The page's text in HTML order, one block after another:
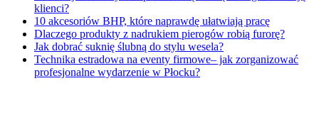
klienci?
10 akcesoriów BHP, które naprawdę ułatwiają pracę
Dlaczego produkty z nadrukiem pierogów robią furorę?
Jak dobrać suknię ślubną do stylu wesela?
Technika estradowa na eventy firmowe– jak zorganizować
profesjonalne wydarzenie w Płocku?